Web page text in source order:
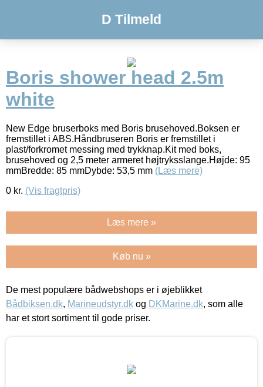
D Tilmeld
Boris shower head 2.5m
white
New Edge bruserboks med Boris brusehoved.Boksen er
fremstillet i ABS.Håndbruseren Boris er fremstillet i
plast/forkromet messing med trykknap.Kit med boks,
brusehoved og 2,5 meter armeret højtryksslange.Højde: 95
mmBredde: 85 mmDybde: 53,5 mm (Læs mere)
0 kr. (Vis fragtpris)
Læs mere »
Køb nu »
De mest populære bådwebshops er i øjeblikket
Bådbiksen.dk, Marineudstyr.dk og DKMarine.dk, som alle
har et stort sortiment til gode priser.